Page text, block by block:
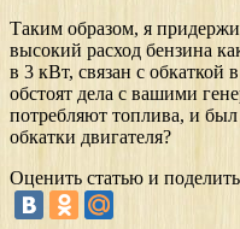
Таким образом, я
высокий расход бензина
в 3 кВт, связан с
обстоят дела с вашими
потребляют топлива, и
обкатки двигателя?
Оценить статью и